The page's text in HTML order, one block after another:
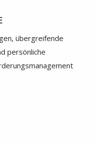
übergreifende
persönliche